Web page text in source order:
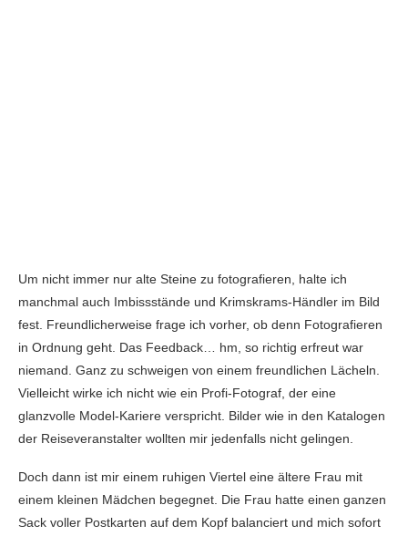
Um nicht immer nur alte Steine zu fotografieren, halte ich
manchmal auch Imbissstände und Krimskrams-Händler im Bild
fest. Freundlicherweise frage ich vorher, ob denn Fotografieren
in Ordnung geht. Das Feedback… hm, so richtig erfreut war
niemand. Ganz zu schweigen von einem freundlichen Lächeln.
Vielleicht wirke ich nicht wie ein Profi-Fotograf, der eine
glanzvolle Model-Kariere verspricht. Bilder wie in den Katalogen
der Reiseveranstalter wollten mir jedenfalls nicht gelingen.
Doch dann ist mir einem ruhigen Viertel eine ältere Frau mit
einem kleinen Mädchen begegnet. Die Frau hatte einen ganzen
Sack voller Postkarten auf dem Kopf balanciert und mich sofort